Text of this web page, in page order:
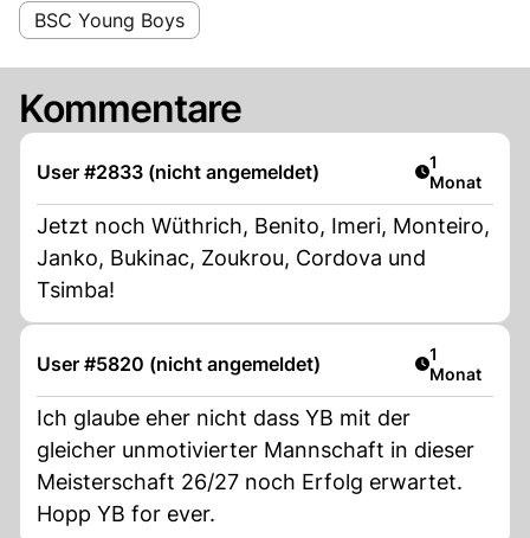
BSC Young Boys
Kommentare
User #2833 (nicht angemeldet) Artikel
1
Monat
Jetzt noch Wüthrich, Benito, Imeri, Monteiro,
Janko, Bukinac, Zoukrou, Cordova und
Tsimba!
User #5820 (nicht angemeldet) Artikel
1
Monat
Ich glaube eher nicht dass YB mit der
gleicher unmotivierter Mannschaft in dieser
Meisterschaft 26/27 noch Erfolg erwartet.
Hopp YB for ever.